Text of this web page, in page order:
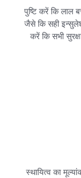
पुष्टि करें कि लाल
जैसे कि सही
करें कि सभी
स्थायित्व का